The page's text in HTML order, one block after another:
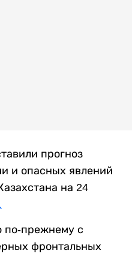
прогноз
и опасных явлений
на 24
по-прежнему с
фронтальных